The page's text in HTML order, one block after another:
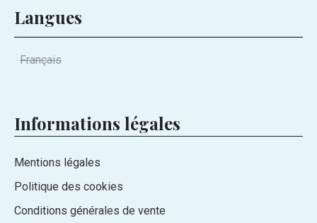
Langues
Français
Informations légales
Mentions légales
Politique des cookies
Conditions générales de vente